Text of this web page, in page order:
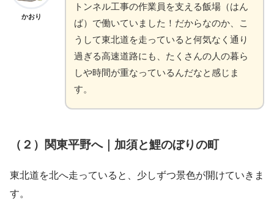
かおり
トンネル工事の作業員を支える飯場（はん
ば）で働いていました！だからなのか、こ
うして東北道を走っていると何気なく通り
過ぎる高速道路にも、たくさんの人の暮ら
しや時間が重なっているんだなと感じま
す。
（２）関東平野へ｜加須と鯉のぼりの町
東北道を北へ走っていると、少しずつ景色が開けていきま
す。